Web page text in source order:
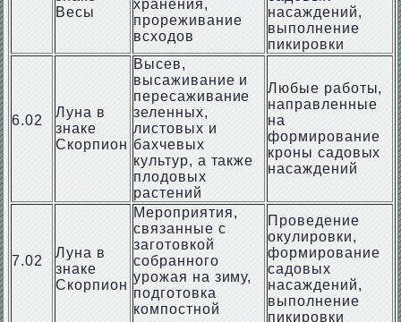
Весы
хранения,
прореживание
всходов
насаждений,
выполнение
пикировки
6.02
Луна в
знаке
Скорпион
Высев,
высаживание и
пересаживание
зеленных,
листовых и
бахчевых
культур, а также
плодовых
растений
Любые работы,
направленные
на
формирование
кроны садовых
насаждений
7.02
Луна в
знаке
Скорпион
Мероприятия,
связанные с
заготовкой
собранного
урожая на зиму,
подготовка
компостной
Проведение
окулировки,
формирование
садовых
насаждений,
выполнение
пикировки